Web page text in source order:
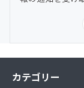
が、インター
『パーソナル
カテゴリー